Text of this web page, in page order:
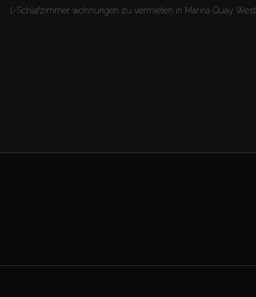
1-Schlafzimmer wohnungen zu vermieten in Marina Quay West